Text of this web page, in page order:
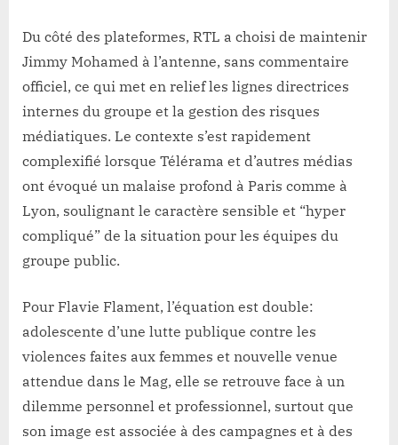
Du côté des plateformes, RTL a choisi de maintenir
Jimmy Mohamed à l’antenne, sans commentaire
officiel, ce qui met en relief les lignes directrices
internes du groupe et la gestion des risques
médiatiques. Le contexte s’est rapidement
complexifié lorsque Télérama et d’autres médias
ont évoqué un malaise profond à Paris comme à
Lyon, soulignant le caractère sensible et “hyper
compliqué” de la situation pour les équipes du
groupe public.
Pour Flavie Flament, l’équation est double:
adolescente d’une lutte publique contre les
violences faites aux femmes et nouvelle venue
attendue dans le Mag, elle se retrouve face à un
dilemme personnel et professionnel, surtout que
son image est associée à des campagnes et à des